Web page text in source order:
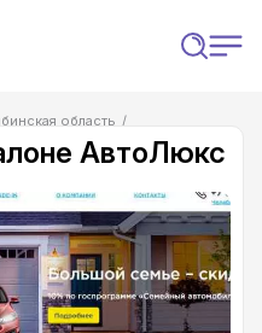
область
Отзывы об автосалоне АвтоЛюкс
АвтоЛюкс